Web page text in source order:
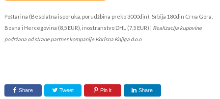
Poštarina (Besplatna isporuka, porudžbina preko 3000din): Srbija 180din Crna Gora,
Bosna i Hercegovina (8,5 EUR), inostranstvo DHL (7,5 EUR) | Realizacija kupovine
podržana od strane partner kompanije Korisna Knjiga d.o.o
Share Tweet Pin it Share